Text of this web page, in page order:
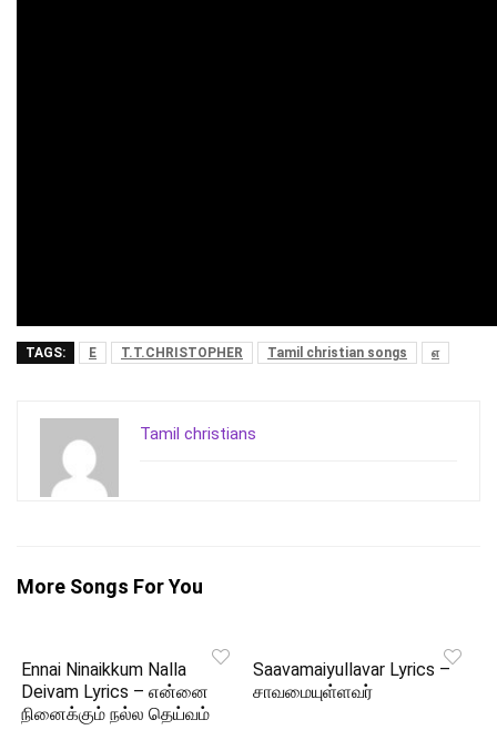
TAGS: E T.T.CHRISTOPHER Tamil christian songs எ
Tamil christians
More Songs For You
Ennai Ninaikkum Nalla
Deivam Lyrics – என்னை
நினைக்கும் நல்ல தெய்வம்
Saavamaiyullavar Lyrics –
சாவமையுள்ளவர்